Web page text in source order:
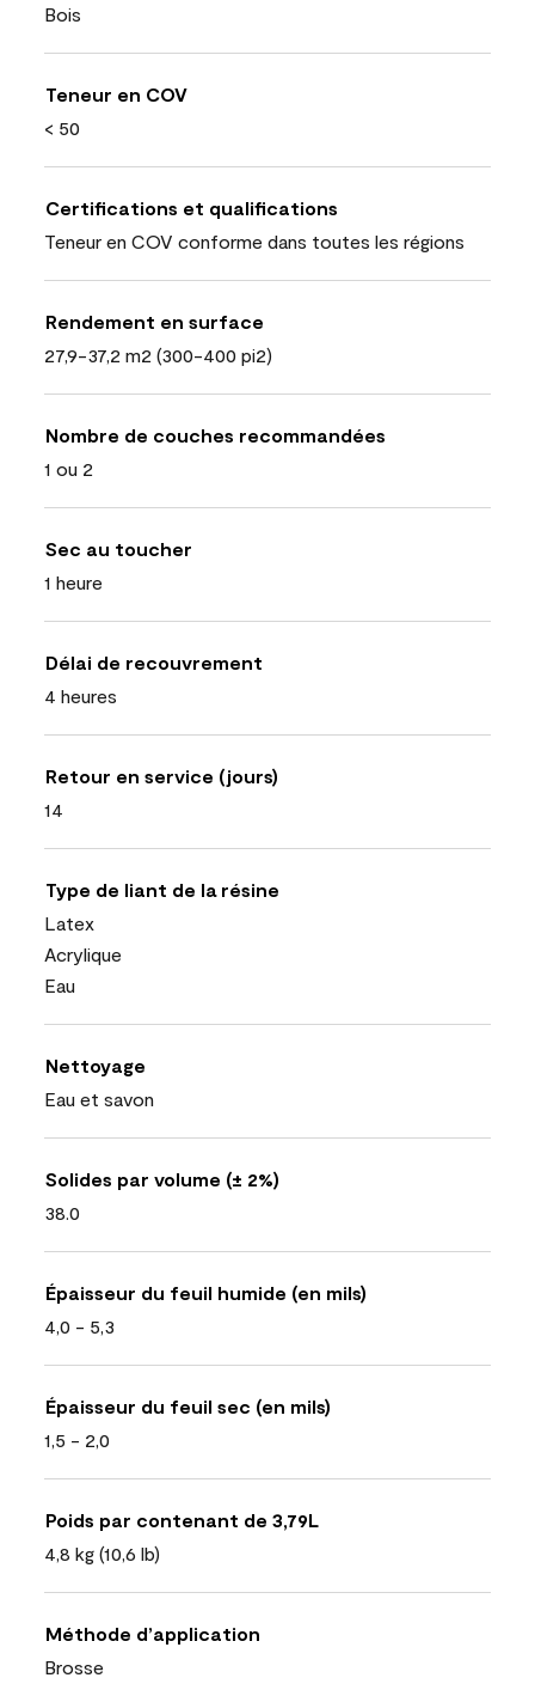
Bois
Teneur en COV
< 50
Certifications et qualifications
Teneur en COV conforme dans toutes les régions
Rendement en surface
27,9-37,2 m2 (300-400 pi2)
Nombre de couches recommandées
1 ou 2
Sec au toucher
1 heure
Délai de recouvrement
4 heures
Retour en service (jours)
14
Type de liant de la résine
Latex
Acrylique
Eau
Nettoyage
Eau et savon
Solides par volume (± 2%)
38.0
Épaisseur du feuil humide (en mils)
4,0 - 5,3
Épaisseur du feuil sec (en mils)
1,5 - 2,0
Poids par contenant de 3,79L
4,8 kg (10,6 lb)
Méthode d’application
Brosse